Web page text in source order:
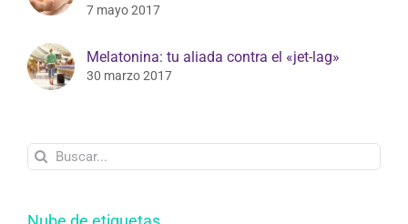
compresión
Melatonina: tu aliada contra el «jet-lag»
Buscar: